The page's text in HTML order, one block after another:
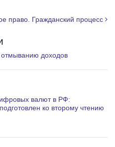
право. Гражданский процесс
отмыванию доходов
валют в РФ:
ко второму чтению